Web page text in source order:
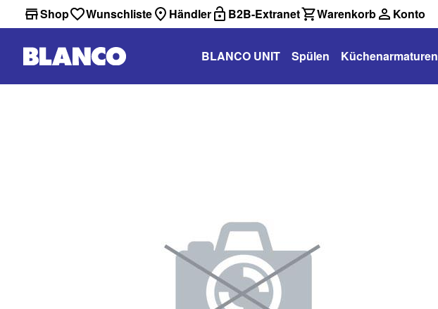
Shop Wunschliste Händler B2B-Extranet Warenkorb Konto
BLANCO UNIT Spülen Küchenarmaturen